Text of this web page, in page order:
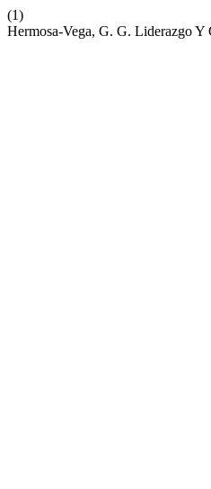
(1)
Hermosa-Vega, G. G. Liderazgo Y